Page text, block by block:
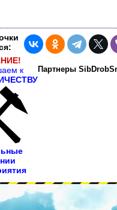
к
Партнеры